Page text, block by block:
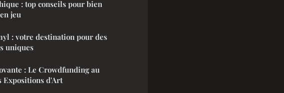
: top conseils pour bien
jeu
: votre destination pour des
uniques
: Le Crowdfunding au
Expositions d'Art